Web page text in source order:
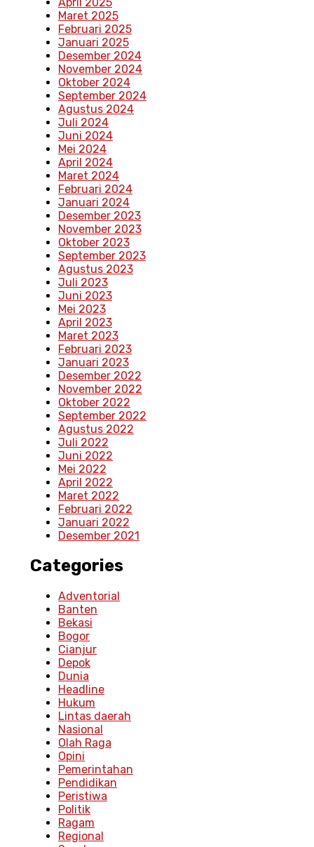
Maret 2025
Februari 2025
Januari 2025
Desember 2024
November 2024
Oktober 2024
September 2024
Agustus 2024
Juli 2024
Juni 2024
Mei 2024
April 2024
Maret 2024
Februari 2024
Januari 2024
Desember 2023
November 2023
Oktober 2023
September 2023
Agustus 2023
Juli 2023
Juni 2023
Mei 2023
April 2023
Maret 2023
Februari 2023
Januari 2023
Desember 2022
November 2022
Oktober 2022
September 2022
Agustus 2022
Juli 2022
Juni 2022
Mei 2022
April 2022
Maret 2022
Februari 2022
Januari 2022
Desember 2021
Categories
Adventorial
Banten
Bekasi
Bogor
Cianjur
Depok
Dunia
Headline
Hukum
Lintas daerah
Nasional
Olah Raga
Opini
Pemerintahan
Pendidikan
Peristiwa
Politik
Ragam
Regional